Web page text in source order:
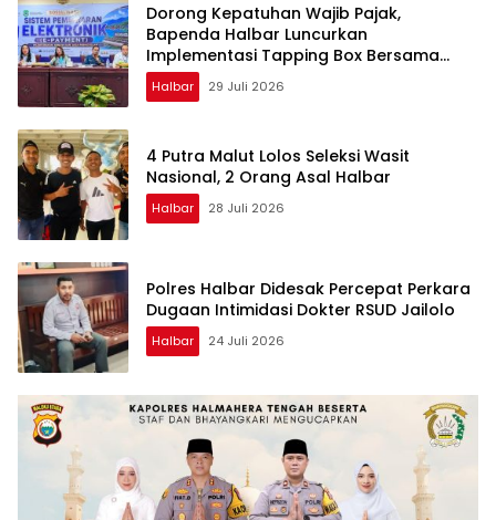
Dorong Kepatuhan Wajib Pajak,
Bapenda Halbar Luncurkan
Implementasi Tapping Box Bersama
Bank Maluku-Malut
Halbar 29 Juli 2026
4 Putra Malut Lolos Seleksi Wasit
Nasional, 2 Orang Asal Halbar
Halbar 28 Juli 2026
Polres Halbar Didesak Percepat Perkara
Dugaan Intimidasi Dokter RSUD Jailolo
Halbar 24 Juli 2026